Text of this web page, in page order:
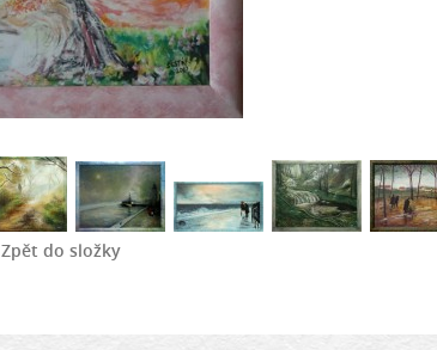
Zpět do složky